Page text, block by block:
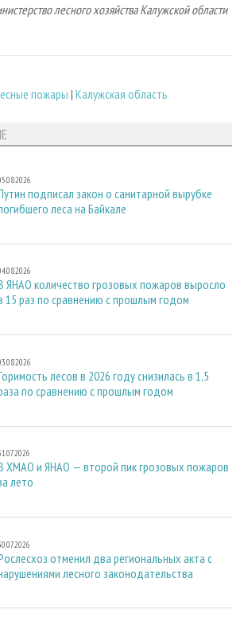
лесного хозяйства Калужской области
пожары| Калужская область
подписал закон о санитарной вырубке
леса на Байкале
ЯНАО количество грозовых пожаров выросло
15 раз по сравнению с прошлым годом
лесов в 2026 году снизилась в 1,5
по сравнению с прошлым годом
ХМАО и ЯНАО — второй пик грозовых пожаров
лето
отменил два региональных акта с
лесного законодательства